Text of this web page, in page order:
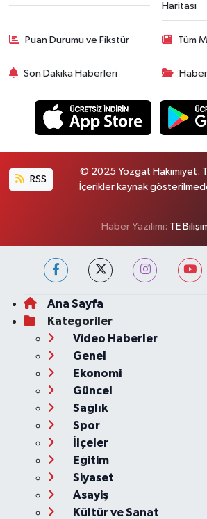
Haritası
Puan Durumu ve Fikstür Tüm
Son Dakika Haberleri
RSS
© 2025 Yozgat Hakimiyet.
İçerikler kaynak
Haber Yazılımı: TE
Ana Sayfa
Kategoriler
Video Haberler
Genel
Ekonomi
Güncel
Sağlık
Spor
İlçeler
Eğitim
Siyaset
Asayiş
Kültür ve Sanat